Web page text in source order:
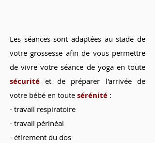
Les séances sont adaptées au stade de
votre grossesse afin de vous permettre
de vivre votre séance de yoga en toute
sécurité et de préparer l'arrivée de
votre bébé en toute sérénité :
- travail respiratoire
- travail périnéal
- étirement du dos